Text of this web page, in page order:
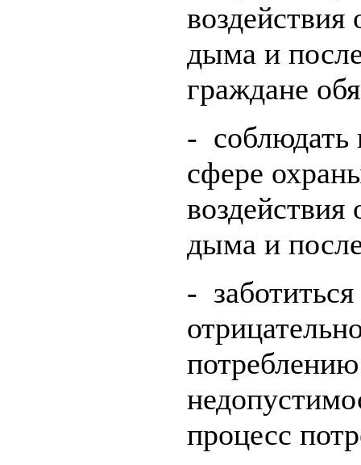
дыма и
граждане
- соблюдать
сфере
дыма и
-
процесс